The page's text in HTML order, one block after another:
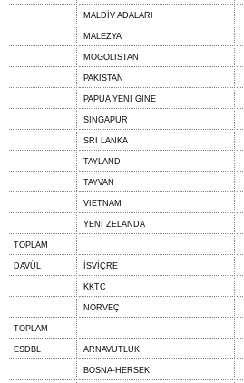
MALDİV ADALARI
MALEZYA
MOGOLISTAN
PAKISTAN
PAPUA YENI GINE
SINGAPUR
SRI LANKA
TAYLAND
TAYVAN
VIETNAM
YENI ZELANDA
TOPLAM
DAVÜL İSVİÇRE
KKTC
NORVEÇ
TOPLAM
ESDBL ARNAVUTLUK
BOSNA-HERSEK